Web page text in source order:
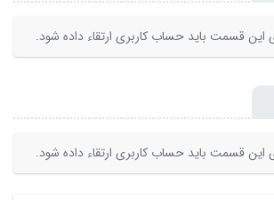
این قسمت باید حساب کاربری ارتقاء داده شود.
این قسمت باید حساب کاربری ارتقاء داده شود.